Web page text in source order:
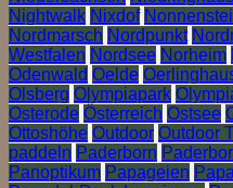
Nightwalk Nixdof
Nordmarsch Nordpunkt
Westfalen Nordsee Norheim
Odenwald Oelde
Olsberg Olympiapark
Osterode Österreich Ostsee
Ottoshöhe Outdoor Outdoor
paddeln Paderborn
Panoptikum Papageien